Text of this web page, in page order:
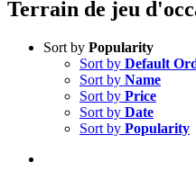
Terrain de jeu
Sort by Popularity
Sort by Default
Sort by Name
Sort by Price
Sort by Date
Sort by Popularity